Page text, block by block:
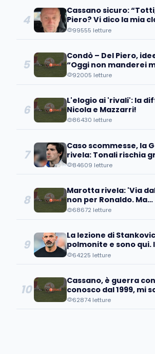
4
Cassano sicuro:
Piero? Vi dico la mia
avanti, ma…”
99555 letture
5
Condò – Del Piero,
“Oggi non manderei
davanti ai microfoni
92005 letture
6
L'elogio ai 'rivali': la
Nicola e Mazzarri!
86430 letture
7
Caso scommesse, la
rivela: Tonali rischia
avrebbe scommesso...
84609 letture
8
Marotta rivela: 'Via
non per Ronaldo. Ma
quell'operazione...'
68672 letture
9
La lezione di
polmonite e sono qui.
fallimento è quando…”
64225 letture
10
Cassano, è guerra
conosco dal 1999, mi
e poi pubblicamente…
62874 letture